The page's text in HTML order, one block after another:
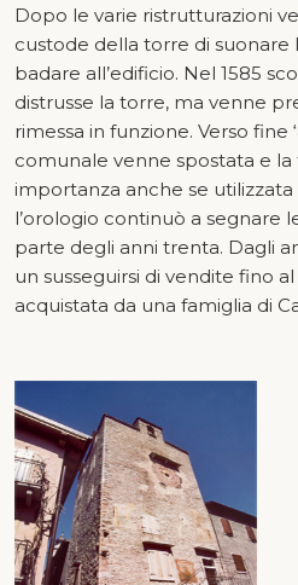
Dopo le varie ristrutturazioni
custode della torre di suonare
badare all’edificio. Nel 1585
distrusse la torre, ma venne
rimessa in funzione. Verso fine
comunale venne spostata e
importanza anche se
l’orologio continuò a segnare
parte degli anni trenta. Dagli
un susseguirsi di vendite fino
acquistata da una famiglia di